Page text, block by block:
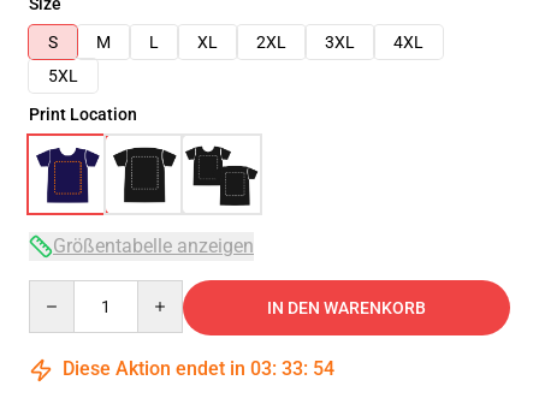
Size
S
M L XL 2XL 3XL
4XL
5XL
Print Location
Größentabelle anzeigen
IN DEN WARENKORB
Diese Aktion endet in 03: 33: 54